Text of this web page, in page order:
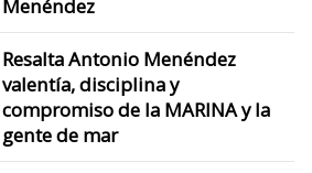
Menéndez
Resalta Antonio Menéndez
valentía, disciplina y
compromiso de la MARINA y la
gente de mar